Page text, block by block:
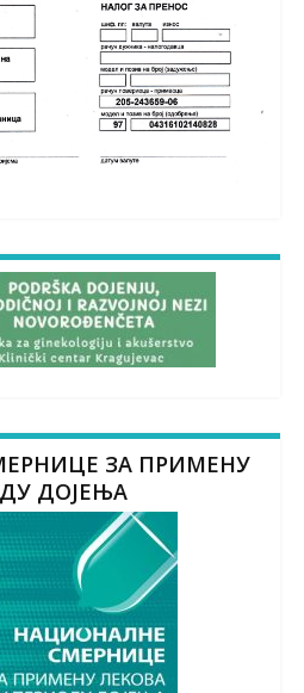
ЗА ПРИМЕНУ
ДОЈЕЊА